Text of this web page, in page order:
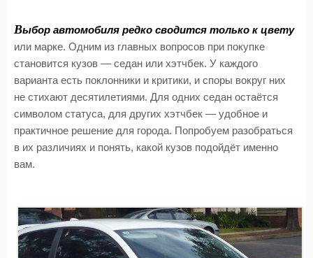
Выбор автомобиля редко сводится только к цвету
или марке. Одним из главных вопросов при покупке
становится кузов — седан или хэтчбек. У каждого
варианта есть поклонники и критики, и споры вокруг них
не стихают десятилетиями. Для одних седан остаётся
символом статуса, для других хэтчбек — удобное и
практичное решение для города. Попробуем разобраться
в их различиях и понять, какой кузов подойдёт именно
вам.